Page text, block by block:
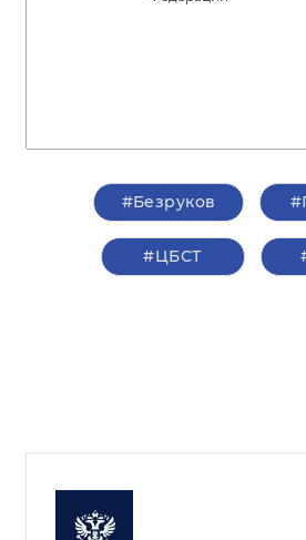
#Безруков
#ЦБСТ